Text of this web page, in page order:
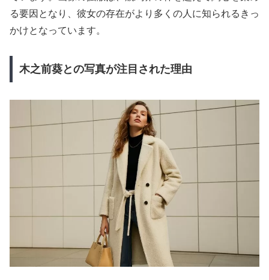
る要因となり、彼女の存在がより多くの人に知られるきっ
かけとなっています。
木之前葵との写真が注目された理由